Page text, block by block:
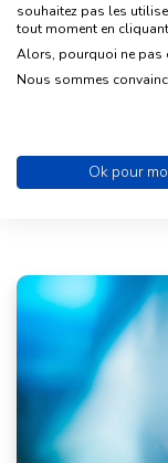
Nos 8
souhaitez pas les
tout moment en
Alors, pourquoi ne pas
Nous sommes
Ok pour